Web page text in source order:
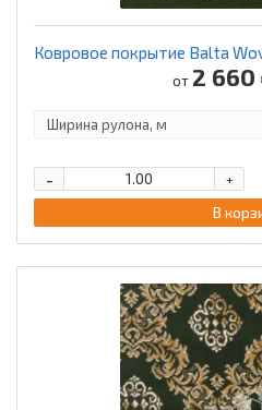
Ковровое покрытие Balta
от 2 660
+
-
В